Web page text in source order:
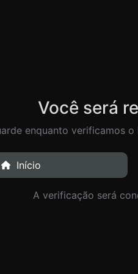
Você será
enquanto verificamos
Início
A verificação será